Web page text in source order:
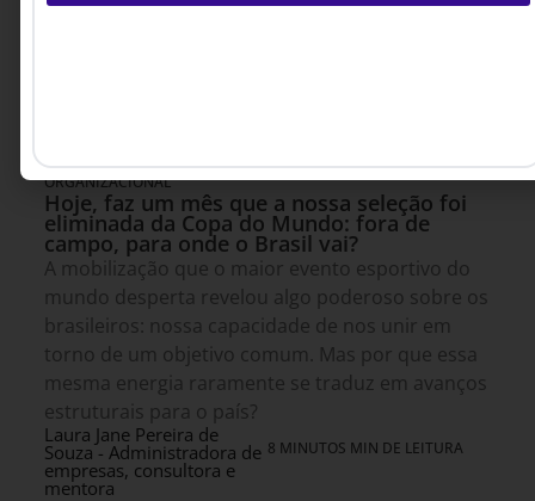
LIDERANÇA
ORGANIZACIONAL
Hoje, faz um mês que a nossa seleção foi
eliminada da Copa do Mundo: fora de
campo, para onde o Brasil vai?
A mobilização que o maior evento esportivo do
mundo desperta revelou algo poderoso sobre os
brasileiros: nossa capacidade de nos unir em
torno de um objetivo comum. Mas por que essa
mesma energia raramente se traduz em avanços
estruturais para o país?
Laura Jane Pereira de
Souza - Administradora de
empresas, consultora e
mentora
8 MINUTOS MIN DE LEITURA